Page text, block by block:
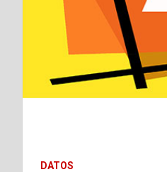
DATOS